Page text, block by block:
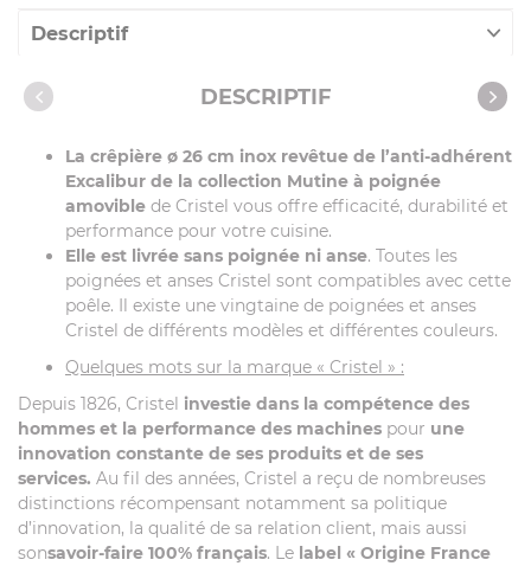
Descriptif
Caractéristiques
Recettes avec cet article
DESCRIPTIF
La crêpière ø 26 cm inox revêtue de l’anti-adhérent
Excalibur de la collection Mutine à poignée
amovible de Cristel vous offre efficacité, durabilité et
performance pour votre cuisine.
Elle est livrée sans poignée ni anse. Toutes les
poignées et anses Cristel sont compatibles avec cette
poêle. Il existe une vingtaine de poignées et anses
Cristel de différents modèles et différentes couleurs.
Quelques mots sur la marque « Cristel » :
Depuis 1826, Cristel investie dans la compétence des
hommes et la performance des machines pour une
innovation constante de ses produits et de ses
services. Au fil des années, Cristel a reçu de nombreuses
distinctions récompensant notamment sa politique
d’innovation, la qualité de sa relation client, mais aussi
sonsavoir-faire 100% français. Le label « Origine France